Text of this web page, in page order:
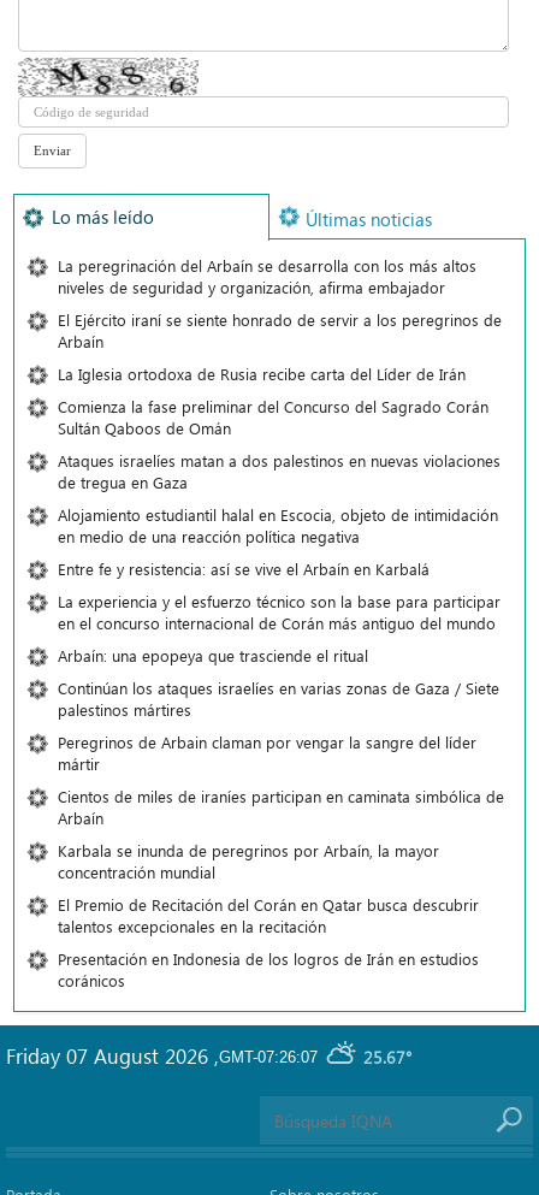
Lo más leído Últimas noticias
La peregrinación del Arbaín se desarrolla con los más altos
niveles de seguridad y organización, afirma embajador
El Ejército iraní se siente honrado de servir a los peregrinos de
Arbaín
La Iglesia ortodoxa de Rusia recibe carta del Líder de Irán
Comienza la fase preliminar del Concurso del Sagrado Corán
Sultán Qaboos de Omán
Ataques israelíes matan a dos palestinos en nuevas violaciones
de tregua en Gaza
Alojamiento estudiantil halal en Escocia, objeto de intimidación
en medio de una reacción política negativa
Entre fe y resistencia: así se vive el Arbaín en Karbalá
La experiencia y el esfuerzo técnico son la base para participar
en el concurso internacional de Corán más antiguo del mundo
Arbaín: una epopeya que trasciende el ritual
Continúan los ataques israelíes en varias zonas de Gaza / Siete
palestinos mártires
Peregrinos de Arbain claman por vengar la sangre del líder
mártir
Cientos de miles de iraníes participan en caminata simbólica de
Arbaín
Karbala se inunda de peregrinos por Arbaín, la mayor
concentración mundial
El Premio de Recitación del Corán en Qatar busca descubrir
talentos excepcionales en la recitación
Presentación en Indonesia de los logros de Irán en estudios
coránicos
GMT-07:26:07 25.67°
Friday 07 August 2026 ,